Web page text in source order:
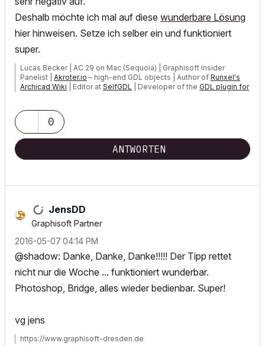
Deshalb möchte ich mal auf diese wunderbare Lösung
hier hinweisen. Setze ich selber ein und funktioniert
super.
Lucas Becker | AC 29 on Mac (Sequoia) | Graphisoft Insider
Panelist | Akroter.io – high-end GDL objects | Author of Runxel's
Archicad Wiki | Editor at SelfGDL | Developer of the GDL plugin for
My List of AC shortcomings & bugs
Mention AI Again
POSIWID – The Purpose Of a System Is What It Does ///
«Furthermore, I consider that Carth...yearly releases
destroyed»
0
ANTWORTEN
JensDD
Graphisoft Partner
‎2016-05-07 04:14 PM
@shadow: Danke, Danke, Danke!!!!! Der Tipp rettet
nicht nur die Woche ... funktioniert wunderbar.
Photoshop, Bridge, alles wieder bedienbar. Super!
vg jens
https://www.graphisoft-dresden.de